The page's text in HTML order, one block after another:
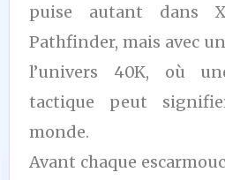
puise autant dans
Pathfinder, mais avec
l’univers 40K, où
tactique peut
monde.
Avant chaque